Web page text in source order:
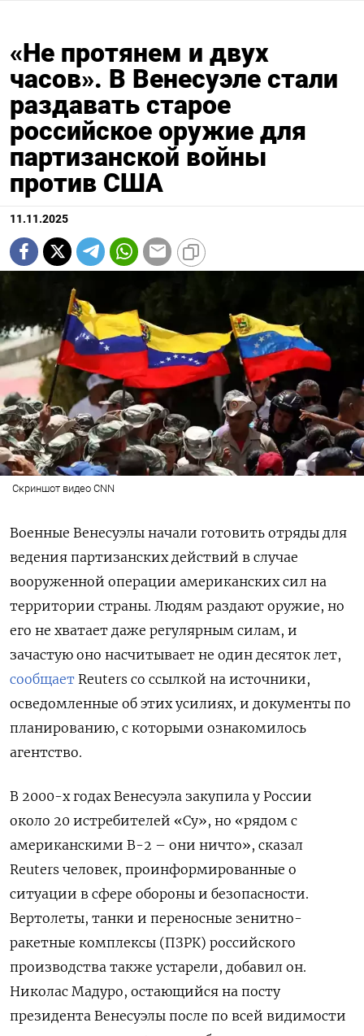
«Не протянем и двух
часов». В Венесуэле стали
раздавать старое
российское оружие для
партизанской войны
против США
11.11.2025
Скриншот видео СNN
Военные Венесуэлы начали готовить отряды для
ведения партизанских действий в случае
вооруженной операции американских сил на
территории страны. Людям раздают оружие, но
его не хватает даже регулярным силам, и
зачастую оно насчитывает не один десяток лет,
сообщает Reuters со ссылкой на источники,
осведомленные об этих усилиях, и документы по
планированию, с которыми ознакомилось
агентство.
В 2000-х годах Венесуэла закупила у России
около 20 истребителей «Су», но «рядом с
американскими B-2 – они ничто», сказал
Reuters человек, проинформированные о
ситуации в сфере обороны и безопасности.
Вертолеты, танки и переносные зенитно-
ракетные комплексы (ПЗРК) российского
производства также устарели, добавил он.
Николас Мадуро, остающийся на посту
президента Венесуэлы после по всей видимости